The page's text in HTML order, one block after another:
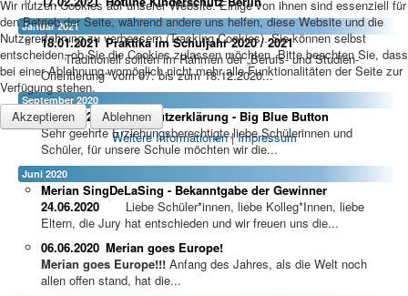
Januar 2021
Praktika im Schuljahr 2020 / 2021
18.01.2021
Traditionell sollten im Rahmen der „Berufs- und Studien-
Orientierung“ vom 07. bis zum 18.12.2020...
September 2020
Datenschutzerklärung - Big Blue Button
23.09.2020
Sehr geehrte Erziehungsberechtigte,liebe Schülerinnen und
Schüler, für unsere Schule möchten wir die...
Juni 2020
Merian SingDeLaSing - Bekanntgabe der Gewinner
24.06.2020
Liebe Schüler*innen, liebe Kolleg*Innen, liebe
Eltern, die Jury hat entschieden und wir freuen uns die...
Merian goes Europe!
06.06.2020
Merian goes Europe!!! Anfang des Jahres, als die Welt noch
allen offen stand, hat die...
Wir nutzen Cookies auf unserer Website. Einige von ihnen sind essenziell für
den Betrieb der Seite, während andere uns helfen, diese Website und die
Nutzererfahrung zu verbessern (Tracking Cookies). Sie können selbst
entscheiden, ob Sie die Cookies zulassen möchten. Bitte beachten Sie, dass
bei einer Ablehnung womöglich nicht mehr alle Funktionalitäten der Seite zur
Verfügung stehen.
Akzeptieren
Ablehnen
Weitere Informationen|Impressum